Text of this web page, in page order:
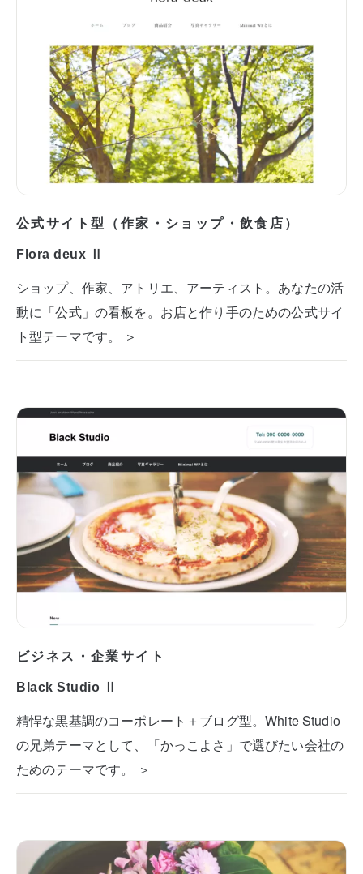
公式サイト型（作家・ショップ・飲食店）
Flora deux Ⅱ
ショップ、作家、アトリエ、アーティスト。あなたの活
動に「公式」の看板を。お店と作り手のための公式サイ
ト型テーマです。 ＞
ビジネス・企業サイト
Black Studio Ⅱ
精悍な黒基調のコーポレート＋ブログ型。White Studio
の兄弟テーマとして、「かっこよさ」で選びたい会社の
ためのテーマです。 ＞